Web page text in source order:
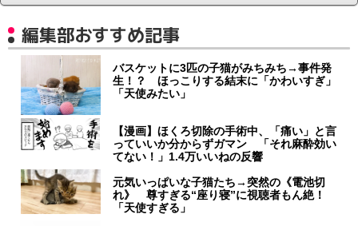
編集部おすすめ記事
バスケットに3匹の子猫がみちみち→事件発
生！？ ほっこりする結末に「かわいすぎ」
「天使みたい」
【漫画】ほくろ切除の手術中、「痛い」と言
っていいか分からずガマン 「それ麻酔効い
てない！」1.4万いいねの反響
元気いっぱいな子猫たち→突然の《電池切
れ》 尊すぎる“座り寝”に視聴者もん絶！
「天使すぎる」